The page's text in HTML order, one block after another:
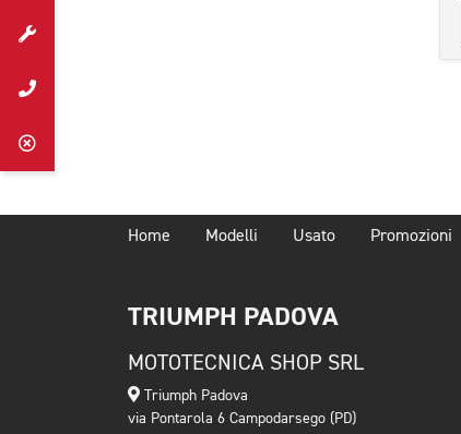
Home Modelli Usato Promozioni
TRIUMPH PADOVA
MOTOTECNICA SHOP SRL
Triumph Padova
via Pontarola 6 Campodarsego (PD)